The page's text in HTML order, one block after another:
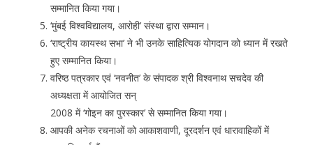
सम्मानित किया गया।
‘मुंबई विश्वविद्यालय, आरोही’ संस्था द्वारा सम्मान।
‘राष्ट्रीय कायस्थ सभा’ ने भी उनके साहित्यिक योगदान को ध्यान में रखते
हुए सम्मानित किया।
वरिष्ठ पत्रकार एवं ‘नवनीत’ के संपादक श्री विश्वनाथ सचदेव की
अध्यक्षता में आयोजित सन्
2008 में ‘गोइन का पुरस्कार’ से सम्मानित किया गया।
आपकी अनेक रचनाओं को आकाशवाणी, दूरदर्शन एवं धारावाहिकों में